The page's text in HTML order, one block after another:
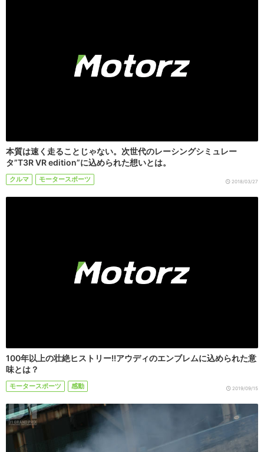
本質は速く走ることじゃない。次世代のレーシングシミュレー
タ”T3R VR edition”に込められた想いとは。
クルマ モータースポーツ 2018/03/27
100年以上の壮絶ヒストリー!!アウディのエンブレムに込められた意
味とは？
モータースポーツ 感動 2019/09/15